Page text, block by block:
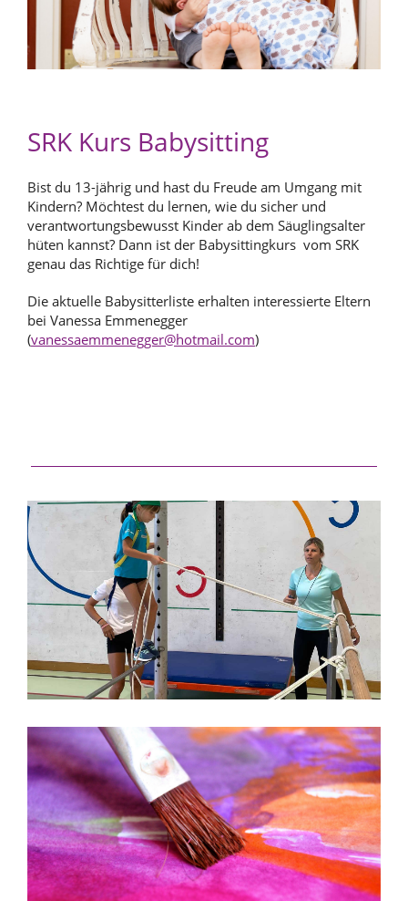
SRK Kurs Babysitting
Bist du 13-jährig und hast du Freude am Umgang mit
Kindern? Möchtest du lernen, wie du sicher und
verantwortungsbewusst Kinder ab dem Säuglingsalter
hüten kannst? Dann ist der Babysittingkurs vom SRK
genau das Richtige für dich!
Die aktuelle Babysitterliste erhalten interessierte Eltern
bei Vanessa Emmenegger
(vanessaemmenegger@hotmail.com)